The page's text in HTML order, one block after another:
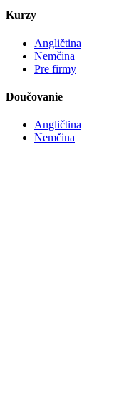
Kurzy
Angličtina
Nemčina
Pre firmy
Doučovanie
Angličtina
Nemčina